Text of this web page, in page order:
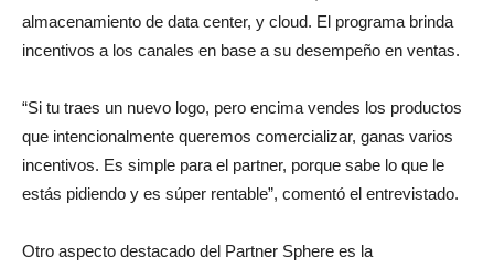
almacenamiento de data center, y cloud. El programa brinda
incentivos a los canales en base a su desempeño en ventas.
“Si tu traes un nuevo logo, pero encima vendes los productos
que intencionalmente queremos comercializar, ganas varios
incentivos. Es simple para el partner, porque sabe lo que le
estás pidiendo y es súper rentable”, comentó el entrevistado.
Otro aspecto destacado del Partner Sphere es la